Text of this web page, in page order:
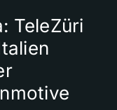
TeleZüri